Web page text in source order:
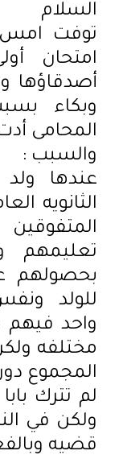
السلام
توفت امس
امتحان
أصدقاؤها
وبكاء
المحامى
والسبب :
عندها
الثانويه
تعليمهم
للولد
واحد
مختلفه
المجموع
لم تترك
ولكن في
قضيه